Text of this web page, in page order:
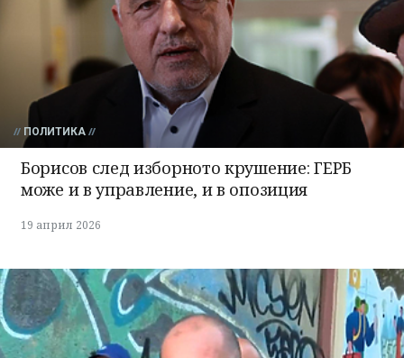
ПОЛИТИКА
Борисов след изборното крушение: ГЕРБ
може и в управление, и в опозиция
19 април 2026